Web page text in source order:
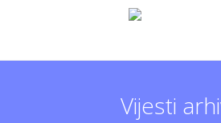
Vijesti